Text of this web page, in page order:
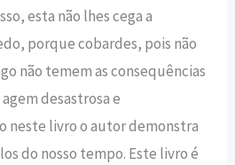
esta não lhes cega a
porque cobardes, pois não
não temem as consequências
desastrosa e
neste livro o autor demonstra
do nosso tempo. Este livro é